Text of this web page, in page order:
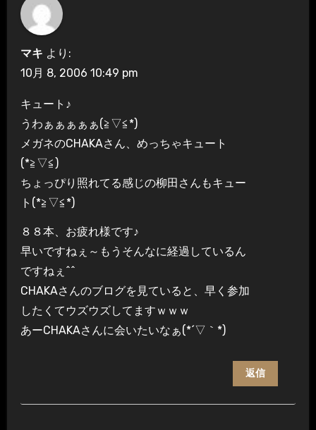
マキ より:
10月 8, 2006 10:49 pm
キュート♪
うわぁぁぁぁぁ(≧▽≦*)
メガネのCHAKAさん、めっちゃキュート
(*≧▽≦)
ちょっぴり照れてる感じの柳田さんもキュー
ト(*≧▽≦*)
８８本、お疲れ様です♪
早いですねぇ～もうそんなに経過しているん
ですねぇ^^
CHAKAさんのブログを見ていると、早く参加
したくてウズウズしてますｗｗｗ
あーCHAKAさんに会いたいなぁ(*´▽｀*)
返信